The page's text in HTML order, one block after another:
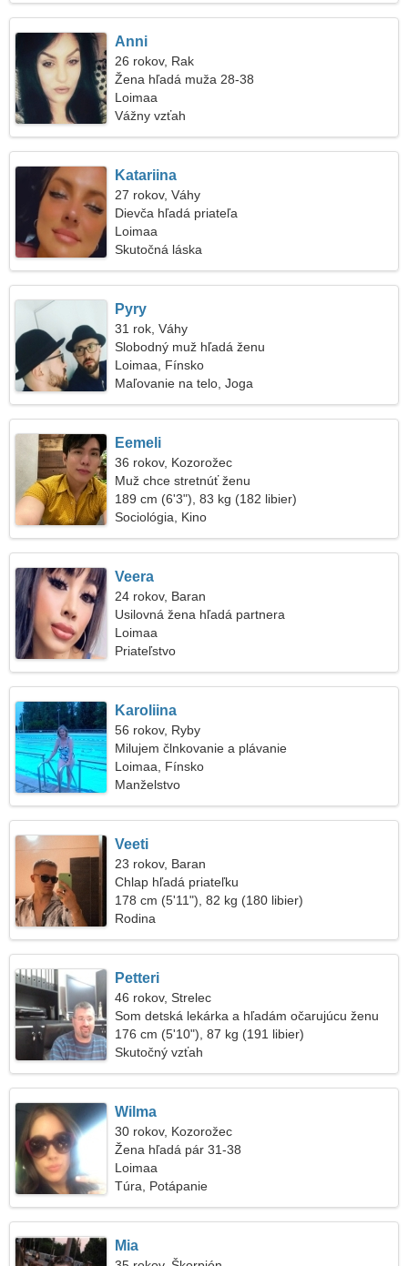
Anni
26 rokov, Rak
Žena hľadá muža 28-38
Loimaa
Vážny vzťah
Katariina
27 rokov, Váhy
Dievča hľadá priateľa
Loimaa
Skutočná láska
Pyry
31 rok, Váhy
Slobodný muž hľadá ženu
Loimaa, Fínsko
Maľovanie na telo, Joga
Eemeli
36 rokov, Kozorožec
Muž chce stretnúť ženu
189 cm (6'3"), 83 kg (182 libier)
Sociológia, Kino
Veera
24 rokov, Baran
Usilovná žena hľadá partnera
Loimaa
Priateľstvo
Karoliina
56 rokov, Ryby
Milujem člnkovanie a plávanie
Loimaa, Fínsko
Manželstvo
Veeti
23 rokov, Baran
Chlap hľadá priateľku
178 cm (5'11"), 82 kg (180 libier)
Rodina
Petteri
46 rokov, Strelec
Som detská lekárka a hľadám očarujúcu ženu
176 cm (5'10"), 87 kg (191 libier)
Skutočný vzťah
Wilma
30 rokov, Kozorožec
Žena hľadá pár 31-38
Loimaa
Túra, Potápanie
Mia